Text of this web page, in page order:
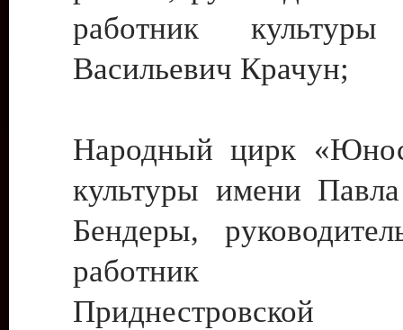
работник культуры
Васильевич Крачун;
Народный цирк
культуры имени
Бендеры,
работник
Приднестровской